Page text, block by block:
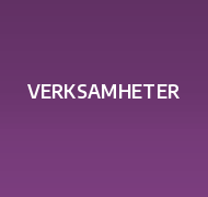
VERKSAMHETER